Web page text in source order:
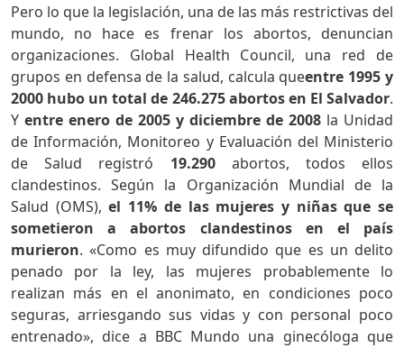
Pero lo que la legislación, una de las más restrictivas del
mundo, no hace es frenar los abortos, denuncian
organizaciones. Global Health Council, una red de
grupos en defensa de la salud, calcula queentre 1995 y
2000 hubo un total de 246.275 abortos en El Salvador.
Y entre enero de 2005 y diciembre de 2008 la Unidad
de Información, Monitoreo y Evaluación del Ministerio
de Salud registró 19.290 abortos, todos ellos
clandestinos. Según la Organización Mundial de la
Salud (OMS),el 11% de las mujeres y niñas que se
sometieron a abortos clandestinos en el país
murieron. «Como es muy difundido que es un delito
penado por la ley, las mujeres probablemente lo
realizan más en el anonimato, en condiciones poco
seguras, arriesgando sus vidas y con personal poco
entrenado», dice a BBC Mundo una ginecóloga que